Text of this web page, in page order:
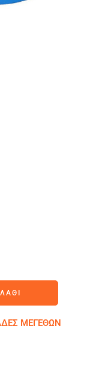
ΜΕΓΕΘΩΝ